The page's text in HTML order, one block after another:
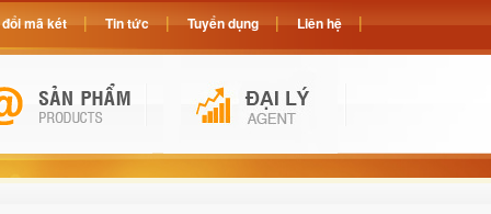
mã két Tin tức Tuyển dụng Liên hệ